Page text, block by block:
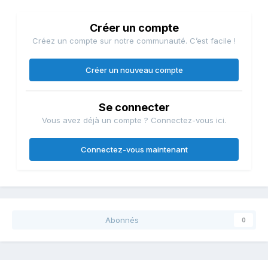
Créer un compte
Créez un compte sur notre communauté. C’est facile !
Créer un nouveau compte
Se connecter
Vous avez déjà un compte ? Connectez-vous ici.
Connectez-vous maintenant
Abonnés 0